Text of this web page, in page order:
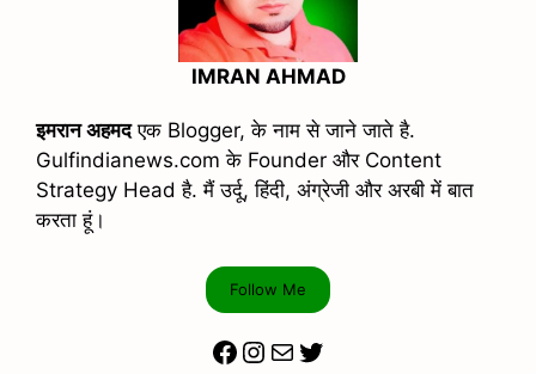
IMRAN AHMAD
इमरान अहमदएक Blogger, के नाम से जाने जाते है.
Gulfindianews.com के Founder और Content
Strategy Head है. मैं उर्दू, हिंदी, अंग्रेजी और अरबी में बात
करता हूं।
Follow Me
Facebook
Instagram
MailTwitter